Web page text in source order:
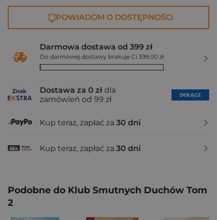
POWIADOM O DOSTĘPNOŚCI
Darmowa dostawa od 399 zł
Do darmowej dostawy brakuje Ci 399,00 zł
Dostawa za 0 zł dla
zamówień od 99 zł
DOŁĄCZ
Kup teraz, zapłać za 30 dni
Kup teraz, zapłać za 30 dni
Podobne do Klub Smutnych Duchów Tom
2